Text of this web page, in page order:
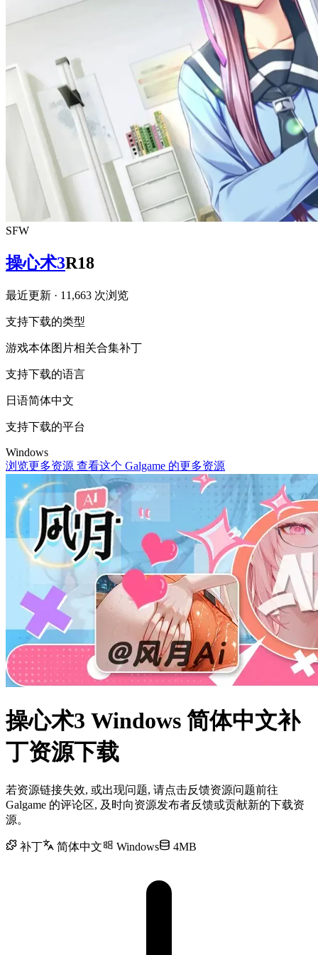
SFW
操心术3R18
最近更新 · 11,663 次浏览
支持下载的类型
游戏本体图片相关合集补丁
支持下载的语言
日语简体中文
支持下载的平台
Windows
浏览更多资源 查看这个 Galgame 的更多资源
操心术3 Windows 简体中文补
丁资源下载
若资源链接失效, 或出现问题, 请点击反馈资源问题前往
Galgame 的评论区, 及时向资源发布者反馈或贡献新的下载资
源。
补丁 简体中文 Windows 4MB